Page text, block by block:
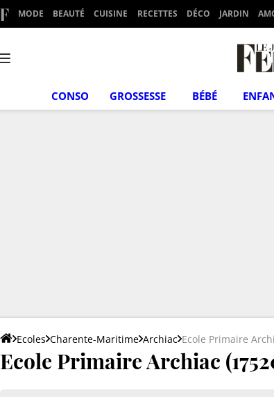
MODE BEAUTÉ CUISINE RECETTES DÉCO JARDIN
CONSO GROSSESSE BÉBÉ
Ecoles Charente-Maritime Archiac Ecole Primaire
Ecole Primaire Archiac